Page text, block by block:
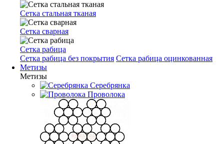
Сетка стальная тканая
Сетка сварная
Сетка рабица
Сетка рабица без покрытия Сетка рабица оцинкованная
Метизы
Метизы
Серебрянка
Проволока